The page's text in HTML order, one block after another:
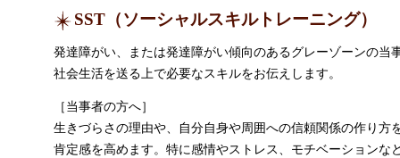
SST（ソーシャルスキルトレーニング）
発達障がい、または発達障がい傾向のあるグレーゾーンの当
社会生活を送る上で必要なスキルをお伝えします。
［当事者の方へ］
生きづらさの理由や、自分自身や周囲への信頼関係の作り方
肯定感を高めます。特に感情やストレス、モチベーションな